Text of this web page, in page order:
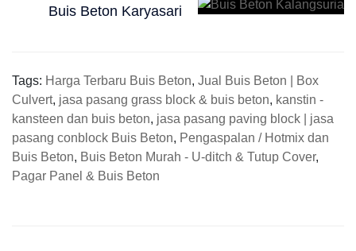
Buis Beton Karyasari
Tags: Harga Terbaru Buis Beton, Jual Buis Beton | Box
Culvert, jasa pasang grass block & buis beton, kanstin -
kansteen dan buis beton, jasa pasang paving block | jasa
pasang conblock Buis Beton, Pengaspalan / Hotmix dan
Buis Beton, Buis Beton Murah - U-ditch & Tutup Cover,
Pagar Panel & Buis Beton